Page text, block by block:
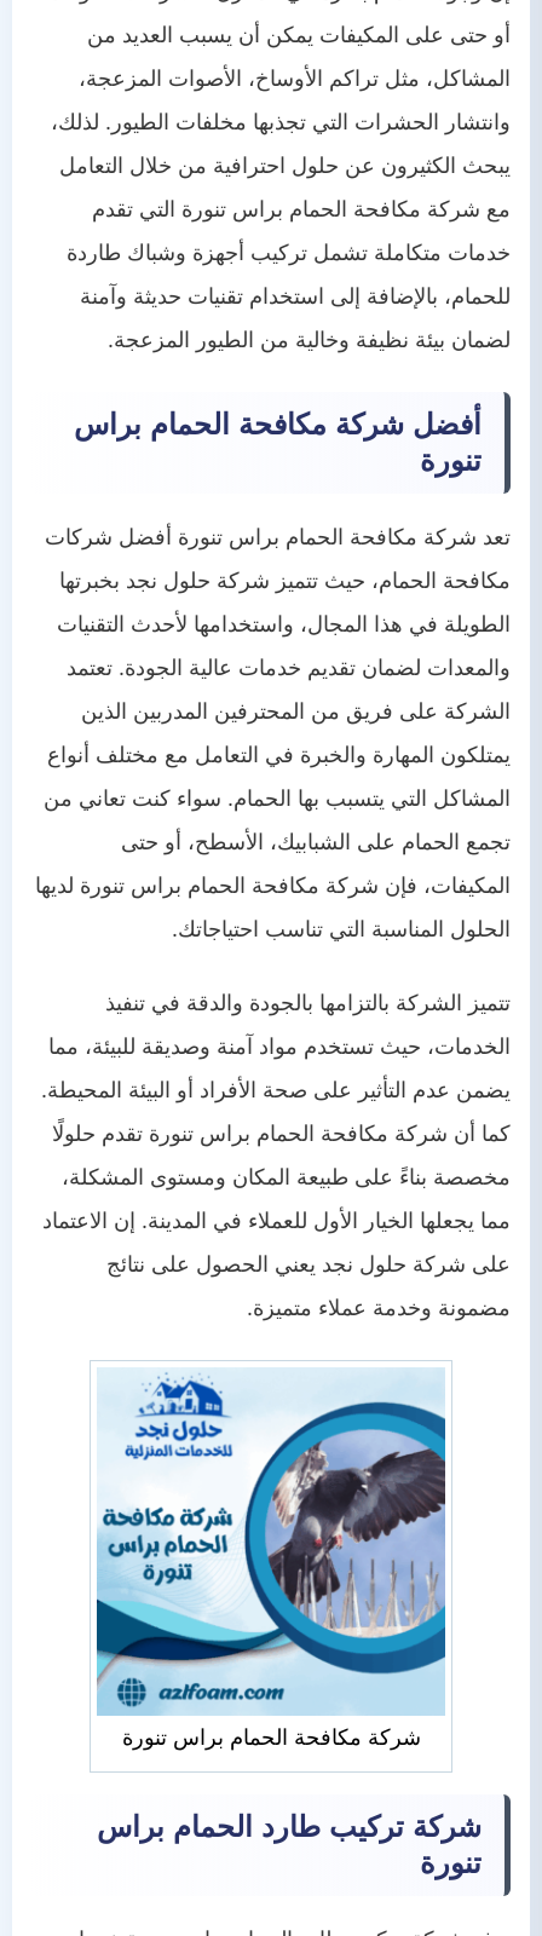
أو حتى على المكيفات يمكن أن يسبب العديد من
المشاكل، مثل تراكم الأوساخ، الأصوات المزعجة،
وانتشار الحشرات التي تجذبها مخلفات الطيور. لذلك،
يبحث الكثيرون عن حلول احترافية من خلال التعامل
مع شركة مكافحة الحمام براس تنورة التي تقدم
خدمات متكاملة تشمل تركيب أجهزة وشباك طاردة
للحمام، بالإضافة إلى استخدام تقنيات حديثة وآمنة
لضمان بيئة نظيفة وخالية من الطيور المزعجة.
أفضل شركة مكافحة الحمام براس
تنورة
تعد شركة مكافحة الحمام براس تنورة أفضل شركات
مكافحة الحمام، حيث تتميز شركة حلول نجد بخبرتها
الطويلة في هذا المجال، واستخدامها لأحدث التقنيات
والمعدات لضمان تقديم خدمات عالية الجودة. تعتمد
الشركة على فريق من المحترفين المدربين الذين
يمتلكون المهارة والخبرة في التعامل مع مختلف أنواع
المشاكل التي يتسبب بها الحمام. سواء كنت تعاني من
تجمع الحمام على الشبابيك، الأسطح، أو حتى
المكيفات، فإن شركة مكافحة الحمام براس تنورة لديها
الحلول المناسبة التي تناسب احتياجاتك.
تتميز الشركة بالتزامها بالجودة والدقة في تنفيذ
الخدمات، حيث تستخدم مواد آمنة وصديقة للبيئة، مما
يضمن عدم التأثير على صحة الأفراد أو البيئة المحيطة.
كما أن شركة مكافحة الحمام براس تنورة تقدم حلولًا
مخصصة بناءً على طبيعة المكان ومستوى المشكلة،
مما يجعلها الخيار الأول للعملاء في المدينة. إن الاعتماد
على شركة حلول نجد يعني الحصول على نتائج
مضمونة وخدمة عملاء متميزة.
شركة مكافحة الحمام براس تنورة
شركة تركيب طارد الحمام براس
تنورة